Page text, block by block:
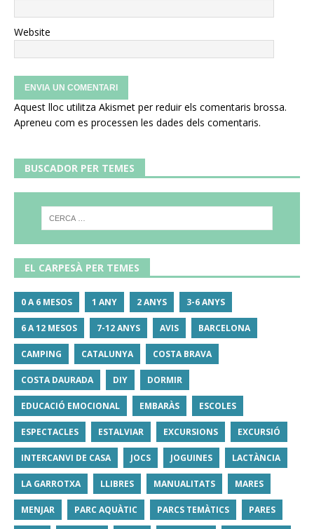
Website
Aquest lloc utilitza Akismet per reduir els comentaris brossa.
Apreneu com es processen les dades dels comentaris.
BUSCADOR PER TEMES
EL CARPESÀ PER TEMES
0 A 6 MESOS 1 ANY 2 ANYS 3-6 ANYS
6 A 12 MESOS 7-12 ANYS AVIS BARCELONA
CAMPING CATALUNYA COSTA BRAVA
COSTA DAURADA DIY DORMIR
EDUCACIÓ EMOCIONAL EMBARÀS ESCOLES
ESPECTACLES ESTALVIAR EXCURSIONS EXCURSIÓ
INTERCANVI DE CASA JOCS JOGUINES LACTÀNCIA
LA GARROTXA LLIBRES MANUALITATS MARES
MENJAR PARC AQUÀTIC PARCS TEMÀTICS PARES